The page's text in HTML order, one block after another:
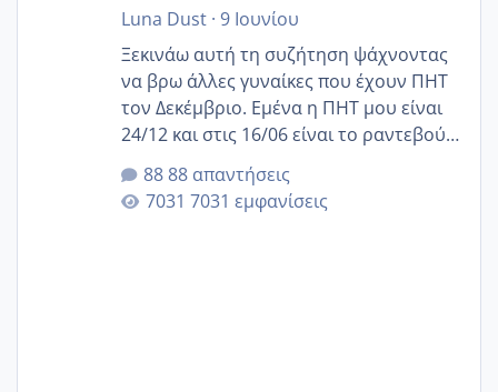
Luna Dust· 9 Ιουνίου
Ξεκινάω αυτή τη συζήτηση ψάχνοντας
να βρω άλλες γυναίκες που έχουν ΠΗΤ
τον Δεκέμβριο. Εμένα η ΠΗΤ μου είναι
24/12 και στις 16/06 είναι το ραντεβού
της αυχενικής διαφάνειας. Έχω αρκετό
άγχος και οι μέρες δεν φαίνεται να
περνάνε με τίποτα.
88 απαντήσεις
7031 εμφανίσεις